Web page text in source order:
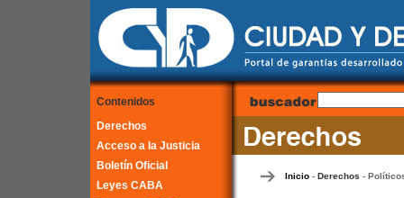
Contenidos
Derechos
Acceso a la Justicia
Boletín Oficial
Leyes CABA
Inicio- Derechos -